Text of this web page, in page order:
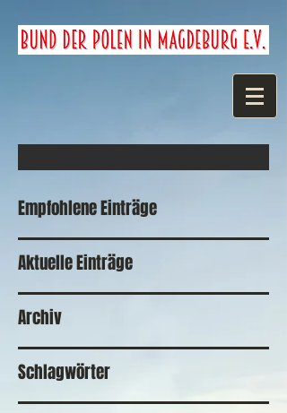
Empfohlene Einträge
Aktuelle Einträge
Archiv
Schlagwörter